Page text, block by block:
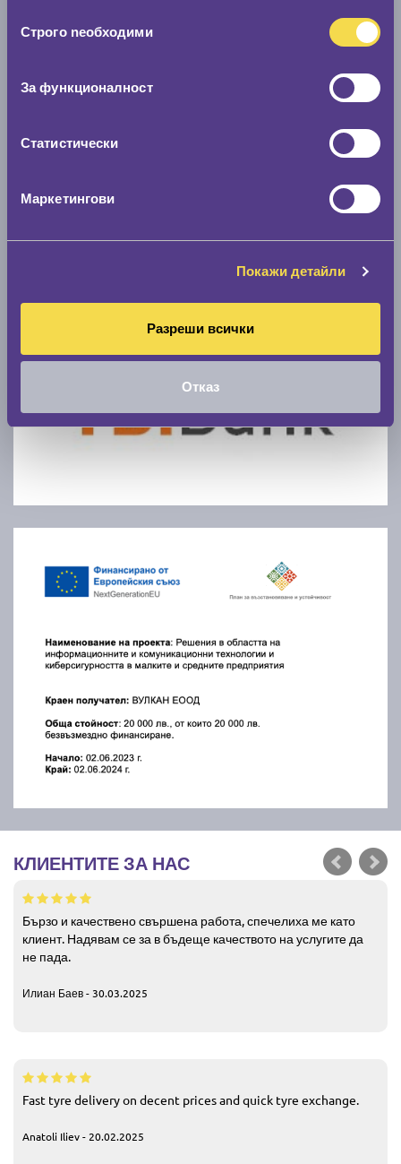
наСтрого nеобходими
За функционалност
Статистически
Маркетингови
Покажи детайли
Разреши всички
Отказ
КЛИЕНТИТЕ ЗА НАС
Бързо и качествено свършена работа, спечелиха ме като
клиент. Надявам се за в бъдеще качеството на услугите да
не пада.
Илиан Баев - 30.03.2025
Fast tyre delivery on decent prices and quick tyre exchange.
Anatoli Iliev - 20.02.2025